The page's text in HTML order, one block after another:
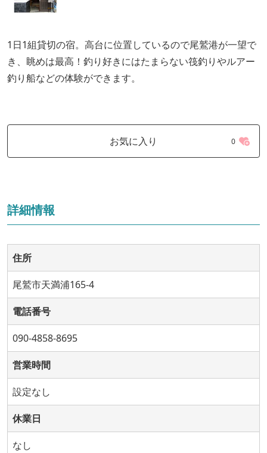
1日1組貸切の宿。高台に位置しているので尾鷲港が一望で
き、眺めは最高！釣り好きにはたまらない筏釣りやルアー
釣り船などの体験ができます。
お気に入り 0
詳細情報
住所
尾鷲市天満浦165-4
電話番号
090-4858-8695
営業時間
設定なし
休業日
なし